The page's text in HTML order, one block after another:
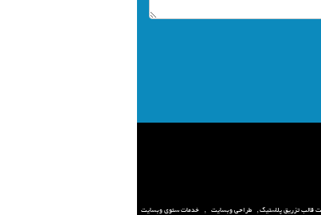
قالب تزریق پلاستیک, طراحی وبسایت , خدمات سئوی وبسایت